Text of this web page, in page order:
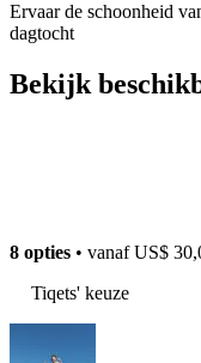
Ervaar de schoonheid
dagtocht
Bekijk
8 opties • vanafUS$
Tiqets' keuze